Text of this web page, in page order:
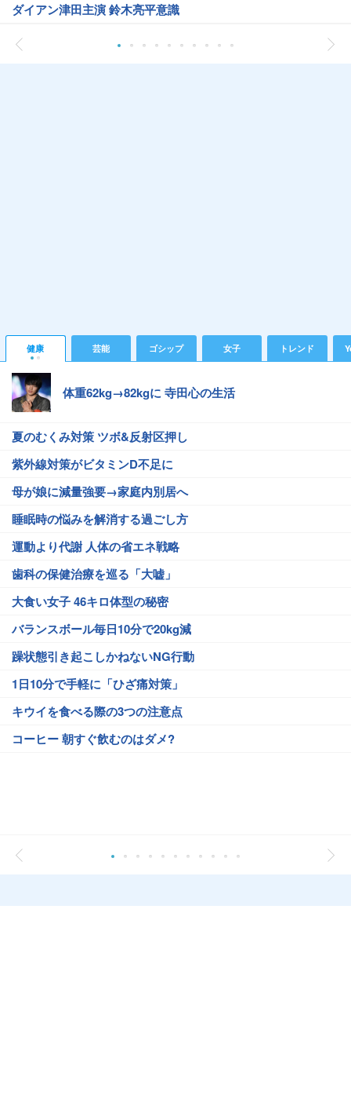
ダイアン津田主演 鈴木亮平意識
健康 芸能 ゴシップ 女子 トレンド
体重62kg→82kgに 寺田心の生活
夏のむくみ対策 ツボ&反射区押し
紫外線対策がビタミンD不足に
母が娘に減量強要→家庭内別居へ
睡眠時の悩みを解消する過ごし方
運動より代謝 人体の省エネ戦略
歯科の保健治療を巡る「大嘘」
大食い女子 46キロ体型の秘密
バランスボール毎日10分で20kg減
躁状態引き起こしかねないNG行動
1日10分で手軽に「ひざ痛対策」
キウイを食べる際の3つの注意点
コーヒー 朝すぐ飲むのはダメ?